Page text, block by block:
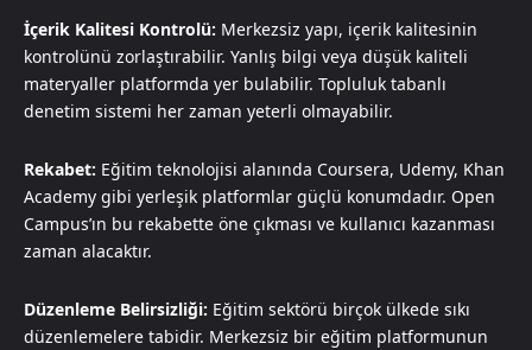
İçerik Kalitesi Kontrolü: Merkezsiz yapı, içerik kalitesinin
kontrolünü zorlaştırabilir. Yanlış bilgi veya düşük kaliteli
materyaller platformda yer bulabilir. Topluluk tabanlı
denetim sistemi her zaman yeterli olmayabilir.
Rekabet: Eğitim teknolojisi alanında Coursera, Udemy, Khan
Academy gibi yerleşik platformlar güçlü konumdadır. Open
Campus’ın bu rekabette öne çıkması ve kullanıcı kazanması
zaman alacaktır.
Düzenleme Belirsizliği: Eğitim sektörü birçok ülkede sıkı
düzenlemelere tabidir. Merkezsiz bir eğitim platformunun